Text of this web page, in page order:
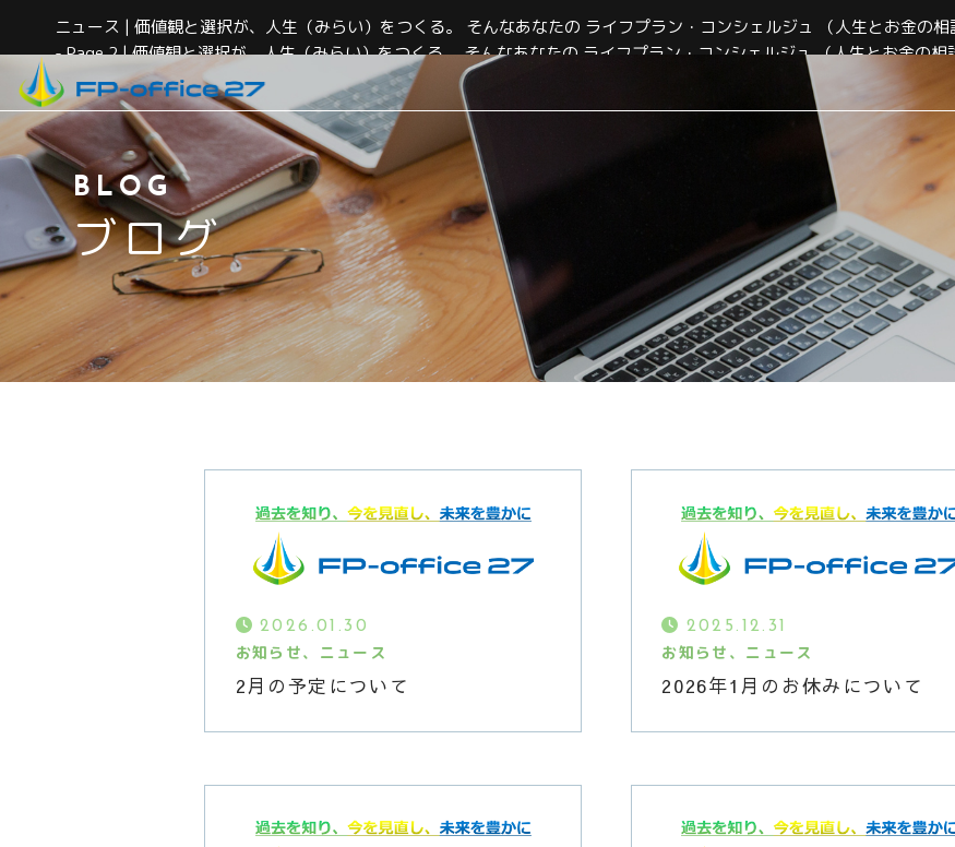
ニュース | 価値観と選択が、人生（みらい）をつくる。 そんなあなたの ライフプラン・コンシェルジュ （人生とお金の
- Page 2 | 価値観と選択が、人生（みらい）をつくる。 そんなあなたの ライフプラン・コンシェルジュ （人生とお金の
サービス紹介
FPになった理由
当事務所について
代表紹介
CONTACT
BLOG
ブログ
2026.01.30
お知らせ、ニュース
2月の予定について
2025.12.31
お知らせ、ニュース
2026年1月のお休みについて